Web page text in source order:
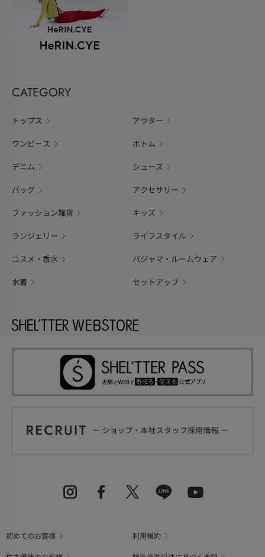
CATEGORY
トップス アウター
ワンピース ボトム
デニム シューズ
バッグ アクセサリー
ファッション雑貨 キッズ
ランジェリー ライフスタイル
コスメ・香水 パジャマ・ルームウェア
水着 セットアップ
初めてのお客様
利用規約